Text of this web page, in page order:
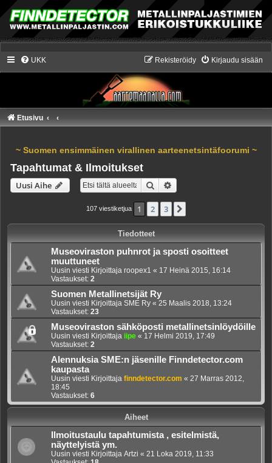
UKK Kirjaudu sisään
Rekisteröidy
Etusivu
~ Suomen ensimmäinen virallinen aarteenetsintäfoorumi ~
Tapahtumat & Ilmoitukset
Uusi Aihe Etsi
107 viestiketjua 1 2 3
Tiedotteet
Museoviraston puhnrot ja sposti osoitteet
muuttuneet
Uusin viesti Kirjoittaja roopex1 « 17 Heinä 2015, 16:14
Vastaukset: 2
Suomen Metallinetsijät Ry
Uusin viesti Kirjoittaja SME Ry « 25 Maalis 2018, 13:24
Vastaukset: 23
Museoviraston sähköposti metallinetsinlöydöille
Uusin viesti Kirjoittaja iipe « 17 Helmi 2019, 17:49
Vastaukset: 2
Alennuksia SME:n jäsenille Finndetector.com
kaupasta
Uusin viesti Kirjoittaja finndetector.com « 27 Marras 2012,
18:45
Vastaukset: 6
Aiheet
Ilmoitustaulu tapahtumista , esitelmistä,
näyttelyistä ym.
Uusin viesti Kirjoittaja Artzi « 21 Loka 2019, 11:33